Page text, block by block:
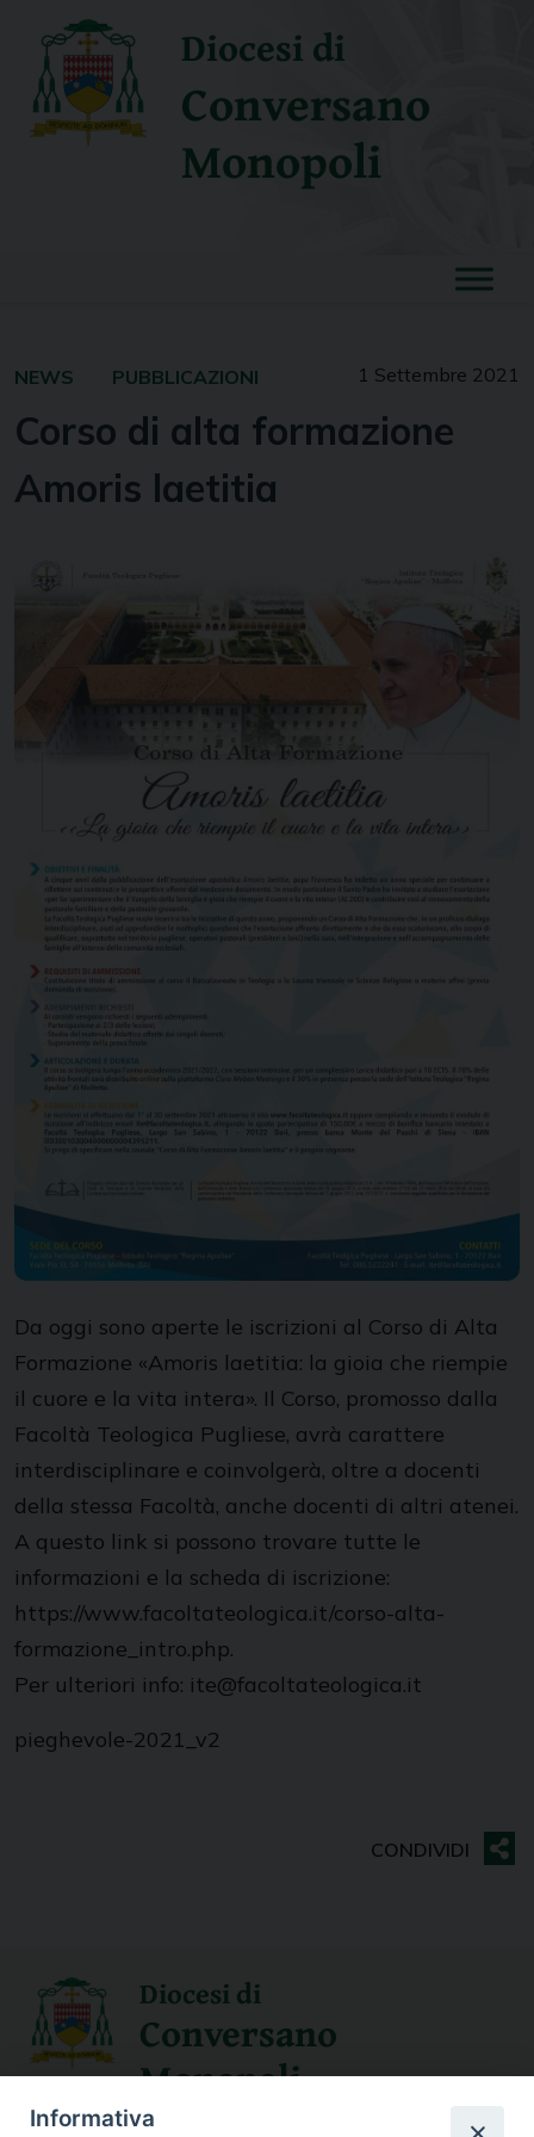
content
Diocesi di
Conversano
Monopoli
1 Settembre 2021
NEWS PUBBLICAZIONI
Corso di alta formazione
Amoris laetitia
Da oggi sono aperte le iscrizioni al Corso di Alta
Formazione «Amoris laetitia: la gioia che riempie
il cuore e la vita intera». Il Corso, promosso dalla
Facoltà Teologica Pugliese, avrà carattere
interdisciplinare e coinvolgerà, oltre a docenti
della stessa Facoltà, anche docenti di altri atenei.
A questo link si possono trovare tutte le
informazioni e la scheda di iscrizione:
https://www.facoltateologica.it/corso-alta-
formazione_intro.php.
Per ulteriori info: ite@facoltateologica.it
pieghevole-2021_v2
Diocesi di
Conversano
Monopoli
Informativa